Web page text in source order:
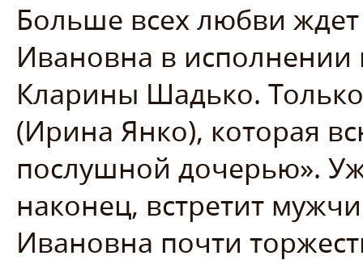
Больше всех любви
Ивановна в исполнении
Кларины Шадько.
(Ирина Янко), которая
послушной дочерью».
наконец, встретит
Ивановна почти